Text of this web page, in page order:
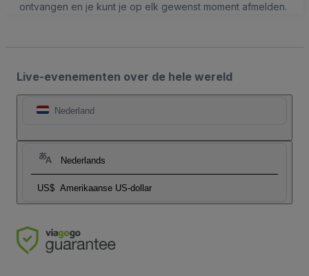
ontvangen en je kunt je op elk gewenst moment afmelden.
Live-evenementen over de hele wereld
Nederland
Nederlands
US$ Amerikaanse US-dollar